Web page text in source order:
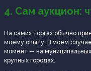
4. Сам аукцион:
На самих торгах обычно
моему опыту. В моем
момент — на
крупных городах.